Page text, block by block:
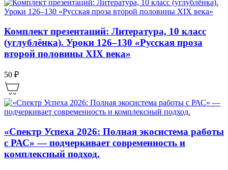
Комплект презентаций: Литература, 10 класс
(углублёнка). Уроки 126–130 «Русская проза
второй половины XIX века»
50 ₽
«Спектр Успеха 2026: Полная экосистема работы
с РАС» — подчеркивает современность и
комплексный подход.